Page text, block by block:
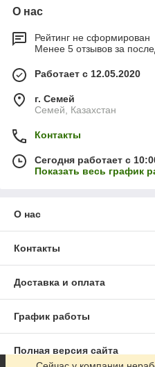
О нас
Рейтинг не сформирован
Менее 5 отзывов за
Работает с 12.05.2020
г. Семей
Семей, Казахстан
Контакты
Сегодня работает с
Показать весь график
О нас
Контакты
Доставка и оплата
График работы
Полная версия сайта